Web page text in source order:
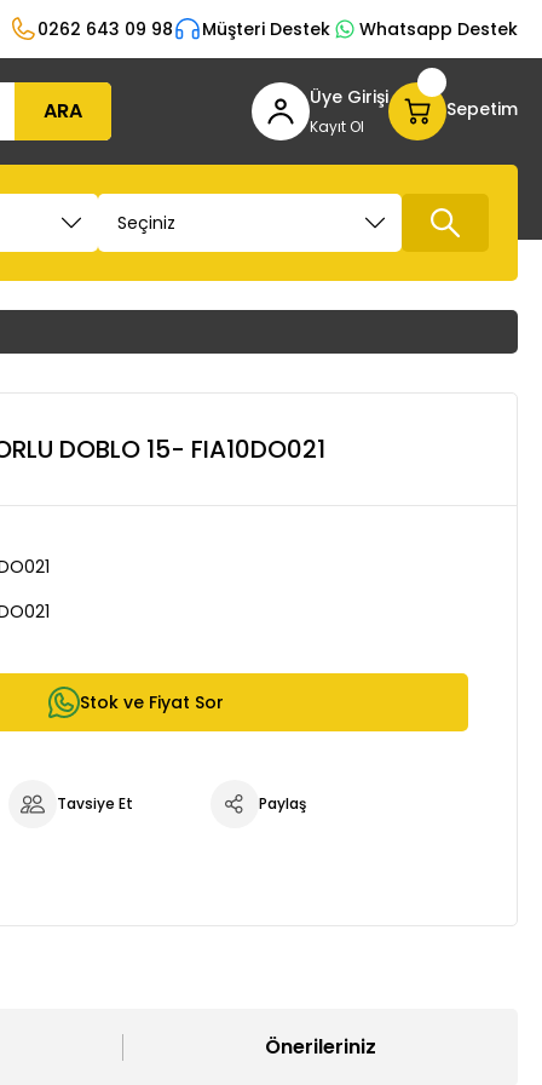
0262 643 09 98 Müşteri Destek Whatsapp Destek
ARA Üye Girişi
Kayıt Ol
Sepetim
DOBLO 15- FIA10DO021
Stok ve Fiyat Sor
Tavsiye Et Paylaş
Önerileriniz